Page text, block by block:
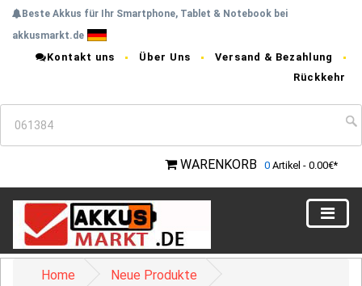
Beste Akkus für Ihr Smartphone, Tablet & Notebook bei
akkusmarkt.de
Kontakt uns Über Uns
Versand & Bezahlung
Rückkehr
WARENKORB 0 Artikel - 0.00€*
Home Neue Produkte